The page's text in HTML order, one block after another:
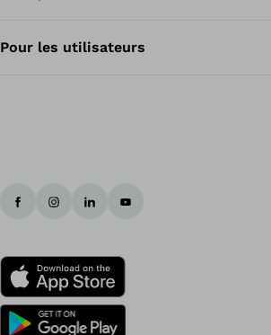
Pour les utilisateurs